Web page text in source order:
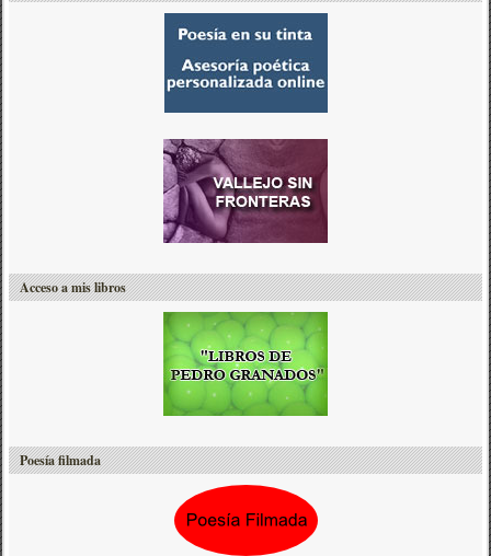
Acceso a mis libros
Poesía filmada